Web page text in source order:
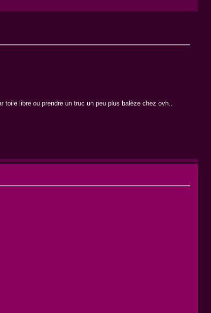
libre ou prendre un truc un peu plus balèze chez ovh..